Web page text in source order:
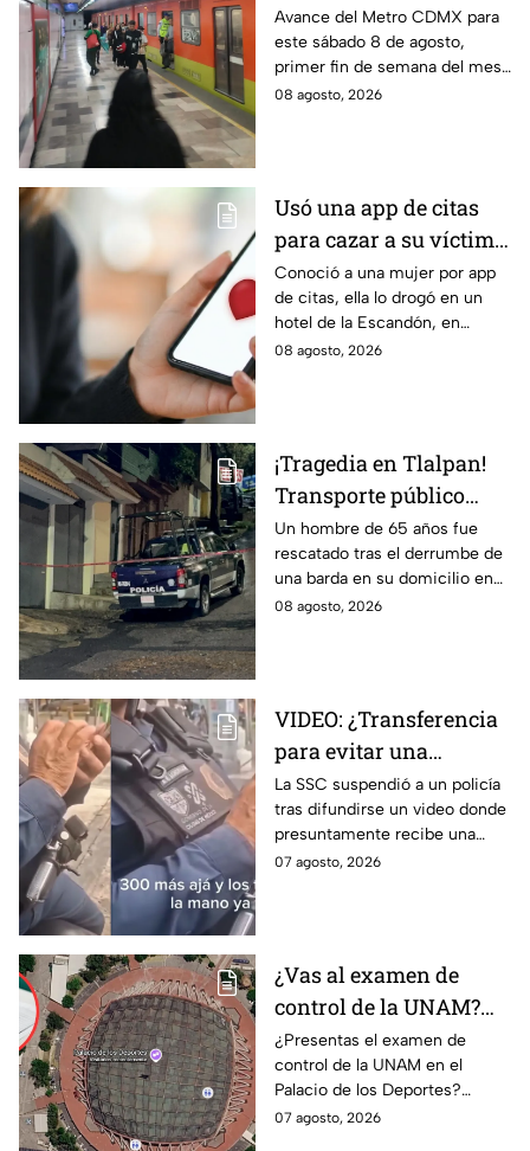
retrasos de más de 20
minutos en la Línea B
Avance del Metro CDMX para
este sábado 8 de agosto,
primer fin de semana del mes.
Retraso o cierre de estaciones
08 agosto, 2026
Usó una app de citas
para cazar a su víctima:
Así operaba Ivette "N"
antes de huir a Puebla;
ya está detenida
Conoció a una mujer por app
de citas, ella lo drogó en un
hotel de la Escandón, en
CDMX, para robarle el auto y
08 agosto, 2026
¡Tragedia en Tlalpan!
Transporte público
arrolla, mata a un
hombre y huye
Un hombre de 65 años fue
rescatado tras el derrumbe de
una barda en su domicilio en
Tlalpan, provocado por las
08 agosto, 2026
VIDEO: ¿Transferencia
para evitar una
sanción? SSC suspende
a policía y abre
investigación
La SSC suspendió a un policía
tras difundirse un video donde
presuntamente recibe una
transferencia para evitar una
07 agosto, 2026
¿Vas al examen de
control de la UNAM?
Así puedes llegar al
Palacio de los Deportes
en Metro, camión y
Metrobús
¿Presentas el examen de
control de la UNAM en el
Palacio de los Deportes?
Consulta cómo llegar en
07 agosto, 2026